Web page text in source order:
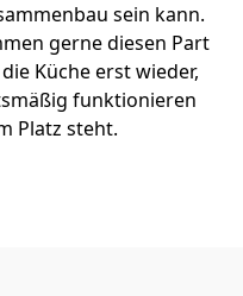
sein kann.
gerne diesen Part
Küche erst wieder,
funktionieren
Platz steht.